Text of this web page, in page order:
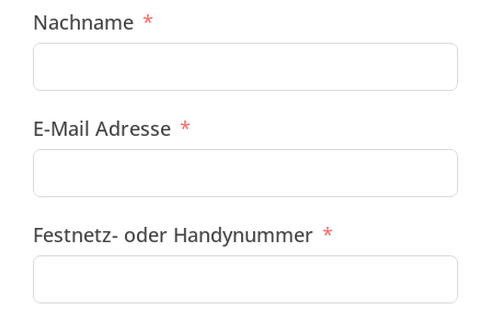
Nachname
E-Mail Adresse
Festnetz- oder Handynummer